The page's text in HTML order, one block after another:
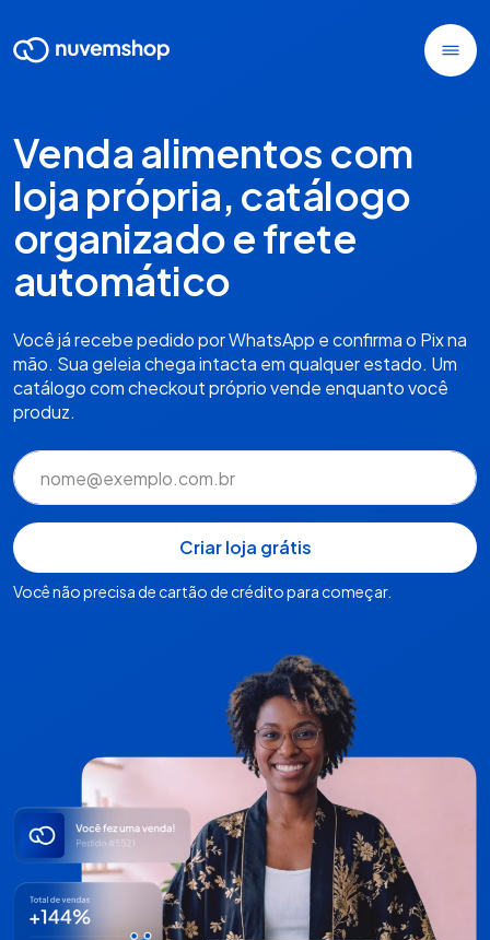
Venda alimentos com
loja própria, catálogo
organizado e frete
automático
Você já recebe pedido por WhatsApp e confirma o Pix na
mão. Sua geleia chega intacta em qualquer estado. Um
catálogo com checkout próprio vende enquanto você
produz.
Você não precisa de cartão de crédito para começar.